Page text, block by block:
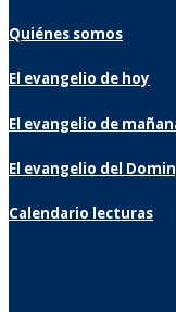
Quiénes somos
El evangelio de hoy
El evangelio de
El evangelio del
Calendario lecturas